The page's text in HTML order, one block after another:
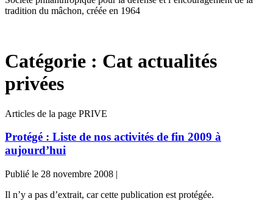
tradition du mâchon, créée en 1964
Catégorie : Cat actualités
privées
Articles de la page PRIVE
Protégé : Liste de nos activités de fin 2009 à
aujourd’hui
Publié le 28 novembre 2008 |
Il n’y a pas d’extrait, car cette publication est protégée.